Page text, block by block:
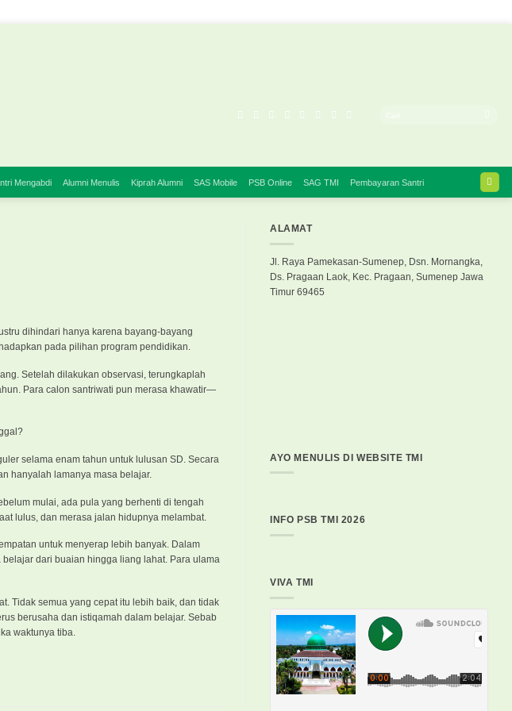
Mengabdi Alumni Menulis Kiprah Alumni SAS Mobile PSB Online SAG TMI Pembayaran Santri
dihindari hanya karena bayang-bayang
pada pilihan program pendidikan.
Setelah dilakukan observasi, terungkaplah
Para calon santriwati pun merasa khawatir—
selama enam tahun untuk lulusan SD. Secara
hanyalah lamanya masa belajar.
mulai, ada pula yang berhenti di tengah
lulus, dan merasa jalan hidupnya melambat.
untuk menyerap lebih banyak. Dalam
dari buaian hingga liang lahat. Para ulama
Tidak semua yang cepat itu lebih baik, dan tidak
berusaha dan istiqamah dalam belajar. Sebab
waktunya tiba.
ALAMAT
Jl. Raya Pamekasan-Sumenep, Dsn. Mornangka,
Ds. Pragaan Laok, Kec. Pragaan, Sumenep Jawa
Timur 69465
AYO MENULIS DI WEBSITE TMI
INFO PSB TMI 2026
VIVA TMI